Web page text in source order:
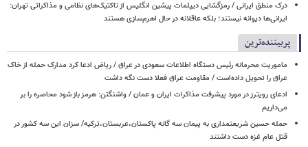
درک منطق ایرانی / رمزگشایی دیپلمات پیشین انگلیس از تاکتیک‌های نظامی و مذاکراتی تهران:
ایرانی‌ها دیوانه نیستند؛ بلکه عاقلانه در حال اهرم‌سازی هستند
پربیننده‌ترین
ماموریت محرمانه رئیس دستگاه اطلاعات سعودی در عراق / ریاض ادعا کرد مدارک حمله از خاک
عراق را تحویل داده‌است / مقاومت عراق فعلا دست نگه داشت
ادعای رویترز در مورد پیشرفت مذاکرات ایران و عمان / واشنگتن: هرمز باز شود محاصره را بر
می‌داریم
حمله حسین شریعتمداری به پیمان سه گانه پاکستان،عربستان،ترکیه/ سزان این سه کشور در
قتل عام غزه دست داشتند